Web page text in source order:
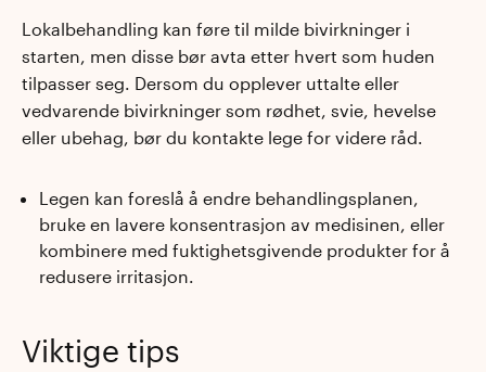
Lokalbehandling kan føre til milde bivirkninger i
starten, men disse bør avta etter hvert som huden
tilpasser seg. Dersom du opplever uttalte eller
vedvarende bivirkninger som rødhet, svie, hevelse
eller ubehag, bør du kontakte lege for videre råd.
Legen kan foreslå å endre behandlingsplanen,
bruke en lavere konsentrasjon av medisinen, eller
kombinere med fuktighetsgivende produkter for å
redusere irritasjon.
Viktige tips